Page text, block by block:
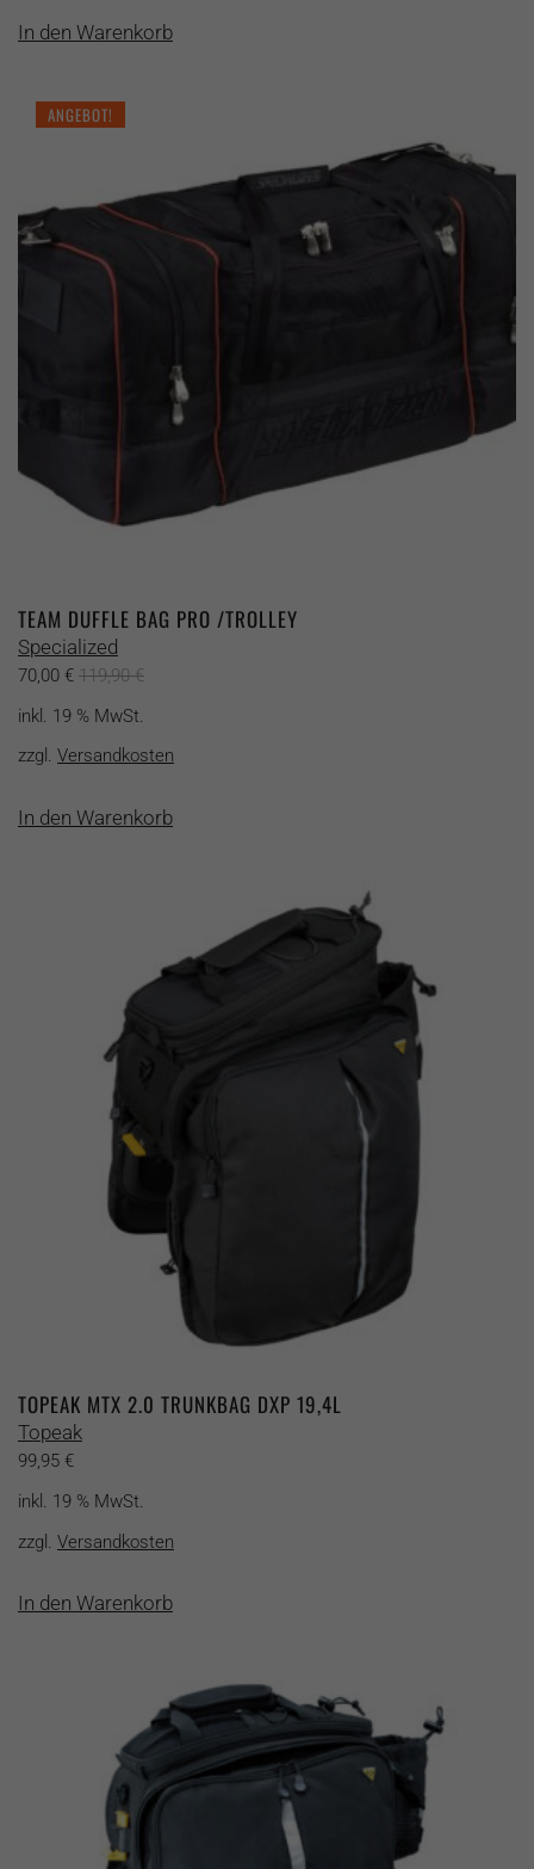
In den Warenkorb
ANGEBOT!
TEAM DUFFLE BAG PRO /TROLLEY
Specialized
70,00 € 119,90€
inkl. 19 % MwSt.
zzgl. Versandkosten
In den Warenkorb
TOPEAK MTX 2.0 TRUNKBAG DXP 19,4L
Topeak
99,95 €
inkl. 19 % MwSt.
zzgl. Versandkosten
In den Warenkorb